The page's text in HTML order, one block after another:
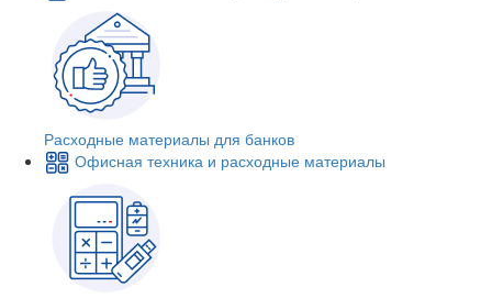
Расходные материалы для банков
Офисная техника и расходные материалы